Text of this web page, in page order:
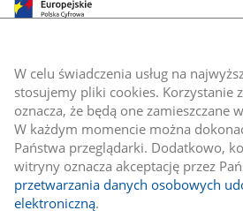
W celu świadczenia usług na
stosujemy pliki cookies. Korzystanie
oznacza, że będą one zamieszczane
W każdym momencie można
Państwa przeglądarki. Dodatkowo,
witryny oznacza akceptację przez
przetwarzania danych osobowych
elektroniczną.